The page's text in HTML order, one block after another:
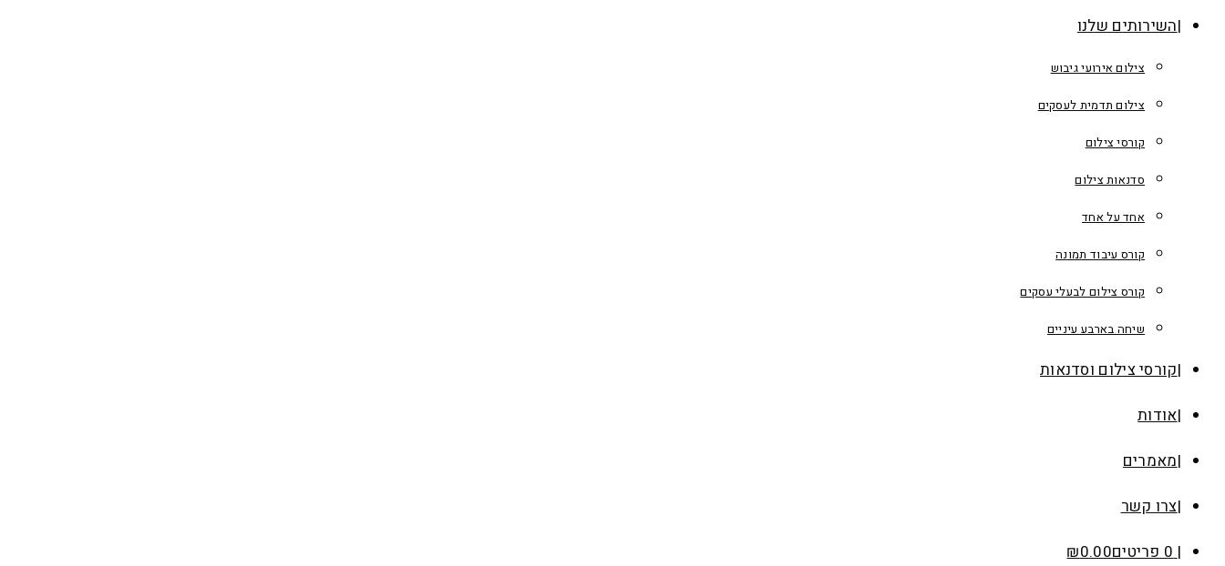
השירותים שלנו
צילום אירועי גיבוש
צילום תדמית לעסקים
קורסי צילום
סדנאות צילום
אחד על אחד
קורס עיבוד תמונה
קורס צילום לבעלי עסקים
שיחה בארבע עיניים
קורסי צילום וסדנאות
אודות
מאמרים
צרו קשר
0 פריטים
₪0.00